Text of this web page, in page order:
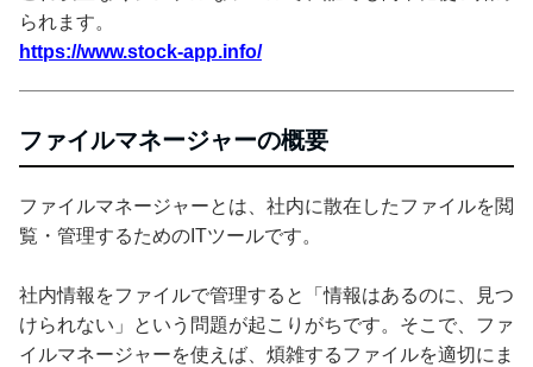
られます。
https://www.stock-app.info/
ファイルマネージャーの概要
ファイルマネージャーとは、社内に散在したファイルを閲
覧・管理するためのITツールです。
社内情報をファイルで管理すると「情報はあるのに、見つ
けられない」という問題が起こりがちです。そこで、ファ
イルマネージャーを使えば、煩雑するファイルを適切にま